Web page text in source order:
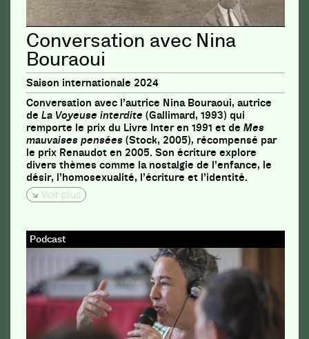
Conversation avec Nina
Bouraoui
Saison internationale 2024
Conversation avec l’autrice Nina Bouraoui, autrice
de La Voyeuse interdite (Gallimard, 1993) qui
remporte le prix du Livre Inter en 1991 et de Mes
mauvaises pensées (Stock, 2005), récompensé par
le prix Renaudot en 2005. Son écriture explore
divers thèmes comme la nostalgie de l’enfance, le
désir, l’homosexualité, l’écriture et l’identité.
Voir plus
Podcast